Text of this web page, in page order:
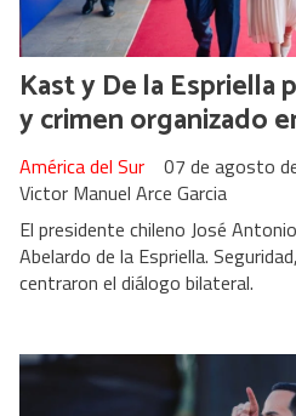
Kast y De la Espriella
y crimen organizado
Victor Manuel Arce Garcia
América del Sur 07 de agosto
El presidente chileno José
Abelardo de la Espriella.
centraron el diálogo bilateral.